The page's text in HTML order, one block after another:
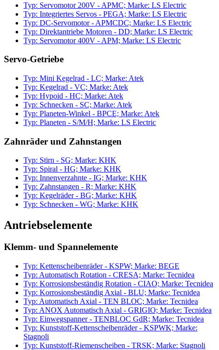
Typ: Servomotor 200V - APMC; Marke: LS Electric
Typ: Integriertes Servos - PEGA; Marke: LS Electric
Typ: DC-Servomotor - APMCDC; Marke: LS Electric
Typ: Direktantriebe Motoren - DD; Marke: LS Electric
Typ: Servomotor 400V - APM; Marke: LS Electric
Servo-Getriebe
Typ: Mini Kegelrad - LC; Marke: Atek
Typ: Kegelrad - VC; Marke: Atek
Typ: Hypoid - HC; Marke: Atek
Typ: Schnecken - SC; Marke: Atek
Typ: Planeten-Winkel - BPCE; Marke: Atek
Typ: Planeten - S/M/H; Marke: LS Electric
Zahnräder und Zahnstangen
Typ: Stirn - SG; Marke: KHK
Typ: Spiral - HG; Marke: KHK
Typ: Innenverzahnte - IG; Marke: KHK
Typ: Zahnstangen - R; Marke: KHK
Typ: Kegelräder - BG; Marke: KHK
Typ: Schnecken - WG; Marke: KHK
Antriebselemente
Klemm- und Spannelemente
Typ: Kettenscheibenräder - KSPW; Marke: BEGE
Typ: Automatisch Rotation - CRESA; Marke: Tecnidea
Typ: Korrosionsbeständig Rotation - CIAO; Marke: Tecnidea
Typ: Korrosionsbeständig Axial - BLU; Marke: Tecnidea
Typ: Automatisch Axial - TEN BLOC; Marke: Tecnidea
Typ: ANOX Automatisch Axial - GRIGIO; Marke: Tecnidea
Typ: Einwegspanner - TENBLOC GdR; Marke: Tecnidea
Typ: Kunststoff-Kettenscheibenräder - KSPWK; Marke:
Stagnoli
Typ: Kunststoff-Riemenscheiben - TRSK; Marke: Stagnoli